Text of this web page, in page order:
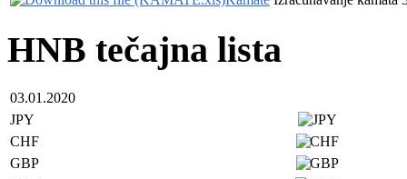
HNB tečajna lista
03.01.2020
JPY
CHF
GBP